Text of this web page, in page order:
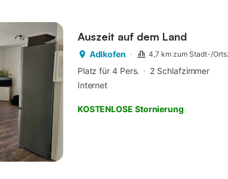
Auszeit auf dem Land
Adlkofen 4,7 km zum Stadt-/
Platz für 4 Pers.
2 Schlafzimmer
Internet
KOSTENLOSE Stornierung